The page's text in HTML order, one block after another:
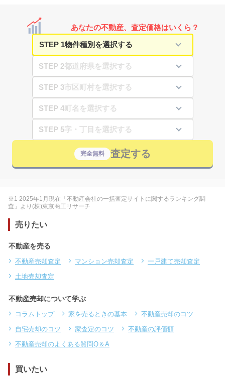
あなたの不動産、査定価格はいくら？
STEP 1
STEP 2
STEP 3
STEP 4
STEP 5
完全無料 査定する
※1 2025年1月現在「不動産会社の一括査定サイトに関するランキング調
査」より(株)東京商工リサーチ
売りたい
不動産を売る
不動産売却査定 マンション売却査定
一戸建て売却査定
土地売却査定
不動産売却について学ぶ
コラムトップ 家を売るときの基本
不動産売却のコツ
自宅売却のコツ
家査定のコツ
不動産の評価額
不動産売却のよくある質問Q＆A
買いたい